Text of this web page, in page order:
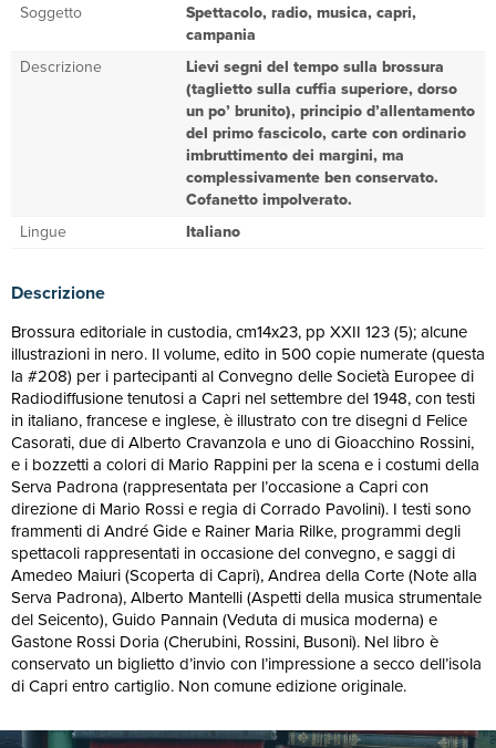
Soggetto
Spettacolo, radio, musica, capri,
campania
Descrizione
Lievi segni del tempo sulla brossura
(taglietto sulla cuffia superiore, dorso
un po’ brunito), principio d’allentamento
del primo fascicolo, carte con ordinario
imbruttimento dei margini, ma
complessivamente ben conservato.
Cofanetto impolverato.
Lingue
Italiano
Descrizione
Brossura editoriale in custodia, cm14x23, pp XXII 123 (5); alcune
illustrazioni in nero. Il volume, edito in 500 copie numerate (questa
la #208) per i partecipanti al Convegno delle Società Europee di
Radiodiffusione tenutosi a Capri nel settembre del 1948, con testi
in italiano, francese e inglese, è illustrato con tre disegni d Felice
Casorati, due di Alberto Cravanzola e uno di Gioacchino Rossini,
e i bozzetti a colori di Mario Rappini per la scena e i costumi della
Serva Padrona (rappresentata per l’occasione a Capri con
direzione di Mario Rossi e regia di Corrado Pavolini). I testi sono
frammenti di André Gide e Rainer Maria Rilke, programmi degli
spettacoli rappresentati in occasione del convegno, e saggi di
Amedeo Maiuri (Scoperta di Capri), Andrea della Corte (Note alla
Serva Padrona), Alberto Mantelli (Aspetti della musica strumentale
del Seicento), Guido Pannain (Veduta di musica moderna) e
Gastone Rossi Doria (Cherubini, Rossini, Busoni). Nel libro è
conservato un biglietto d’invio con l’impressione a secco dell’isola
di Capri entro cartiglio. Non comune edizione originale.